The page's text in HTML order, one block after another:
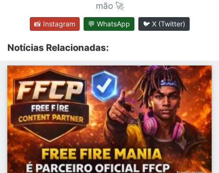
mão 🚀
📸 Instagram 💬 WhatsApp 🐦 X (Twitter)
Notícias Relacionadas: